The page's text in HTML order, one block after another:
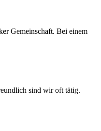
Gemeinschaft. Bei einem
sind wir oft tätig.